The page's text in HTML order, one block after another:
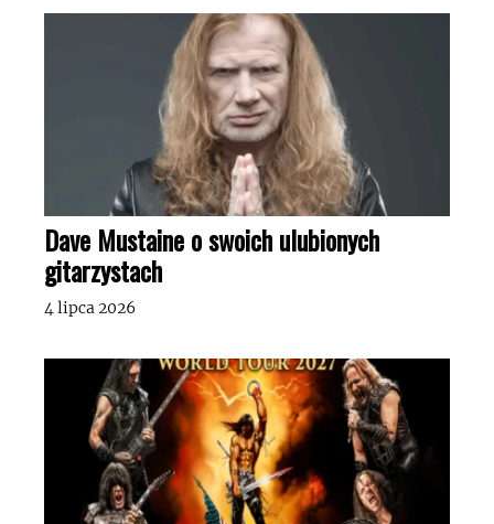
Dave Mustaine o swoich ulubionych
gitarzystach
4 lipca 2026